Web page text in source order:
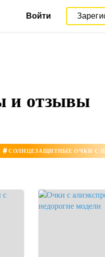
Войти
и отзывы
#